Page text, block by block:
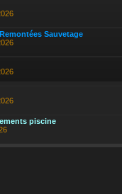
Sauvetage
piscine